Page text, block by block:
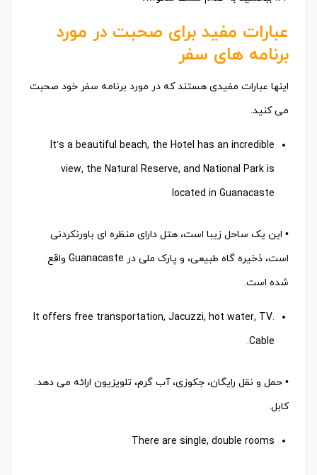
عبارات مفید برای صحبت در مورد
برنامه های سفر
اینها عبارات مفیدی هستند که در مورد برنامه سفر خود صحبت
می کنید.
It’s a beautiful beach, the Hotel has an incredible
view, the Natural Reserve, and National Park is
located in Guanacaste
• این یک ساحل زیبا است، هتل دارای منظره ای باورنکردنی
است، ذخیره گاه طبیعی، و پارک ملی در Guanacaste واقع
شده است.
It offers free transportation, Jacuzzi, hot water, TV.
Cable.
• حمل و نقل رایگان، جکوزی، آب گرم، تلویزیون ارائه می دهد.
کابل.
There are single, double rooms